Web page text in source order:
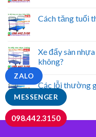
Cách tăng tuổi
Xe đẩy sàn
không?
Các lỗi thường
MESSENGER
ZALO
098.442.3150